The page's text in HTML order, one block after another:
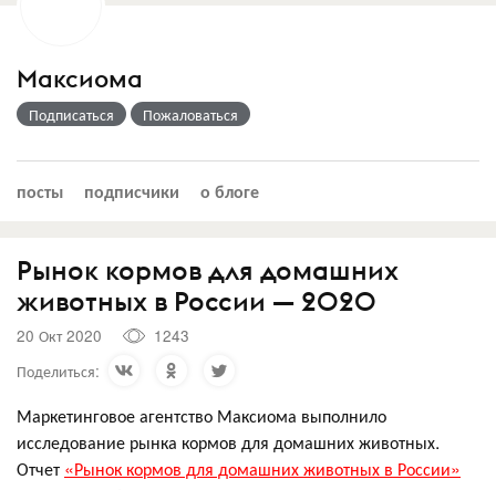
Максиома
Подписаться Пожаловаться
посты подписчики о блоге
Рынок кормов для домашних
животных в России — 2020
20 Окт 2020
1243
Поделиться:
Маркетинговое агентство Максиома выполнило
исследование рынка кормов для домашних животных.
Отчет «Рынок кормов для домашних животных в России»